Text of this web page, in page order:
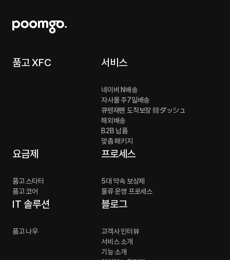
품고 XFC 서비스
네이버 N배송
자사몰 주7일배송
큐텐재팬 도착보장 韓ダッシュ
해외배송
B2B 납품
맞춤 패키지
요금제
품고 스타터
품고 코어
프로세스
5대 약속 보상제
물류 운영 프로세스
IT 솔루션
품고 나우
블로그
고객사 인터뷰
서비스 소개
기능 소개